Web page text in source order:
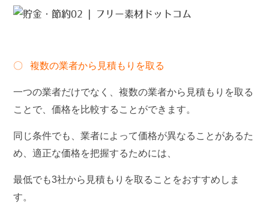
〇 複数の業者から見積もりを取る
一つの業者だけでなく、複数の業者から見積もりを取る
ことで、価格を比較することができます。
同じ条件でも、業者によって価格が異なることがあるた
め、適正な価格を把握するためには、
最低でも3社から見積もりを取ることをおすすめしま
す。